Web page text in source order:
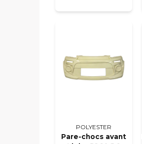
POLYESTER
Pare-chocs avant